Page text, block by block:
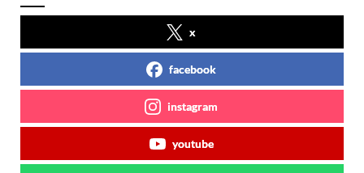
x
facebook
instagram
youtube